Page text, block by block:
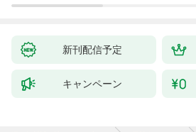
新刊配信予定
キャンペーン